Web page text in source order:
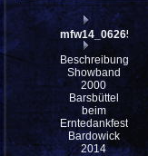
mfw14_062653
Beschreibung:
Showband
2000
Barsbüttel
beim
Erntedankfest
Bardowick
2014